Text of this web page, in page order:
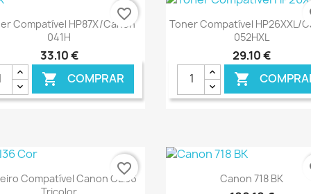
Ver+
Compatível HP87X/Canon
041H
33,10 €
 COMPRAR
favorite_border Ver+
Toner Compatível HP26XXL/
052HXL
29,10 €

Ver+
Compatível Canon CLI36
favorite_border Ver+
Canon 718 BK